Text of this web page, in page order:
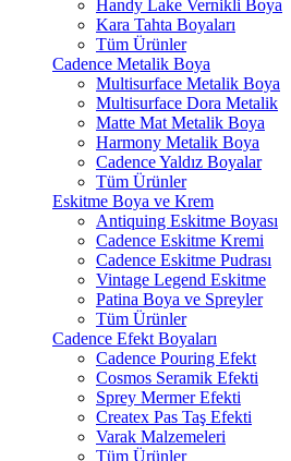
Handy Lake Vernikli Boya
Kara Tahta Boyaları
Tüm Ürünler
Cadence Metalik Boya
Multisurface Metalik Boya
Multisurface Dora Metalik
Matte Mat Metalik Boya
Harmony Metalik Boya
Cadence Yaldız Boyalar
Tüm Ürünler
Eskitme Boya ve Krem
Antiquing Eskitme Boyası
Cadence Eskitme Kremi
Cadence Eskitme Pudrası
Vintage Legend Eskitme
Patina Boya ve Spreyler
Tüm Ürünler
Cadence Efekt Boyaları
Cadence Pouring Efekt
Cosmos Seramik Efekti
Sprey Mermer Efekti
Createx Pas Taş Efekti
Varak Malzemeleri
Tüm Ürünler